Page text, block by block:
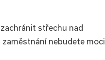
střechu nad
nebudete moci